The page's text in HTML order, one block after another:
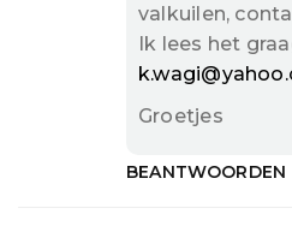
valkuilen,
Ik lees het
Groetjes
BEANTWOORDEN